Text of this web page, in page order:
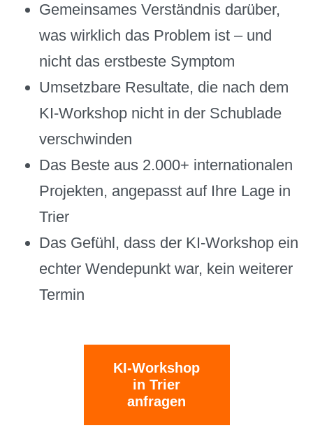
Gemeinsames Verständnis darüber,
was wirklich das Problem ist – und
nicht das erstbeste Symptom
Umsetzbare Resultate, die nach dem
KI-Workshop nicht in der Schublade
verschwinden
Das Beste aus 2.000+ internationalen
Projekten, angepasst auf Ihre Lage in
Trier
Das Gefühl, dass der KI-Workshop ein
echter Wendepunkt war, kein weiterer
Termin
KI-Workshop
in Trier
anfragen